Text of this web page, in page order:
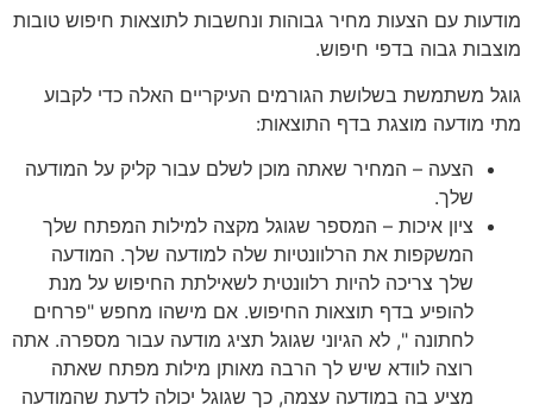
מודעות עם הצעות מחיר גבוהות ונחשבות לתוצאות חיפוש טובות
מוצבות גבוה בדפי חיפוש.
גוגל משתמשת בשלושת הגורמים העיקריים האלה כדי לקבוע
מתי מודעה מוצגת בדף התוצאות:
הצעה – המחיר שאתה מוכן לשלם עבור קליק על המודעה
שלך.
ציון איכות – המספר שגוגל מקצה למילות המפתח שלך
המשקפות את הרלוונטיות שלה למודעה שלך. המודעה
שלך צריכה להיות רלוונטית לשאילתת החיפוש על מנת
להופיע בדף תוצאות החיפוש. אם מישהו מחפש "פרחים
לחתונה ", לא הגיוני שגוגל תציג מודעה עבור מספרה. אתה
רוצה לוודא שיש לך הרבה מאותן מילות מפתח שאתה
מציע בה במודעה עצמה, כך שגוגל יכולה לדעת שהמודעה